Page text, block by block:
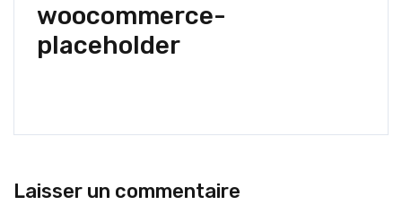
woocommerce-
placeholder
Laisser un commentaire